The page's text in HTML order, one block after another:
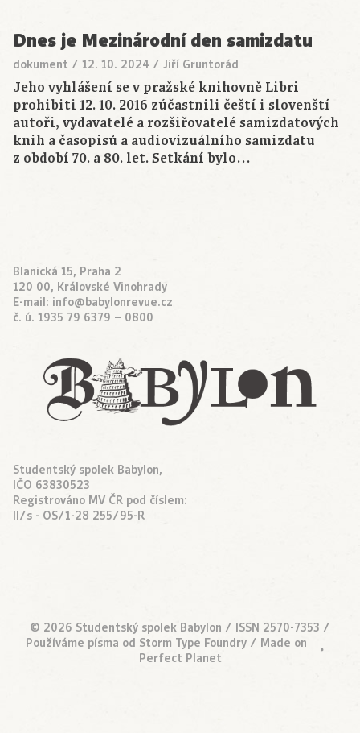
Dnes je Mezinárodní den samizdatu
dokument / 12. 10. 2024 / Jiří Gruntorád
Jeho vyhlášení se v pražské knihovně Libri
prohibiti 12. 10. 2016 zúčastnili čeští i slovenští
autoři, vydavatelé a rozšiřovatelé samizdatových
knih a časopisů a audiovizuálního samizdatu
z období 70. a 80. let. Setkání bylo…
Blanická 15, Praha 2
120 00, Královské Vinohrady
E-mail: info@babylonrevue.cz
č. ú. 1935 79 6379 – 0800
Studentský spolek Babylon,
IČO 63830523
Registrováno MV ČR pod číslem:
II/s - OS/1-28 255/95-R
© 2026 Studentský spolek Babylon / ISSN 2570-7353 /
Používáme písma od Storm Type Foundry / Made on
Perfect Planet